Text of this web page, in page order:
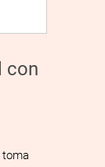
con